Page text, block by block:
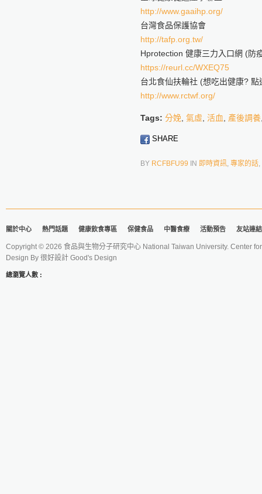
http://www.gaaihp.org/
台灣食品保護協會
http://tafp.org.tw/
Hprotection 健康三力入口網 (防
https://reurl.cc/WXEQ75
台北食仙扶輪社 (想吃出健康? 點
http://www.rctwf.org/
Tags: 分娩, 氣虛, 活血, 產後調養
SHARE
BY RCFBFU99 IN 即時資訊, 專家的話,
關於中心 熱門話題 健康飲食專區 保健食品 中醫食療 活動預告 友站連結
Copyright © 2026 食品與生物分子研究中心 National Taiwan University. Center
Design By 很好設計 Good's Design
總瀏覽人數 :